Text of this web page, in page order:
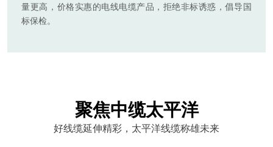
量更高，价格实惠的电线电缆产品，拒绝非标诱惑，倡导国
标保检。
聚焦中缆太平洋
好线缆延伸精彩，太平洋线缆称雄未来